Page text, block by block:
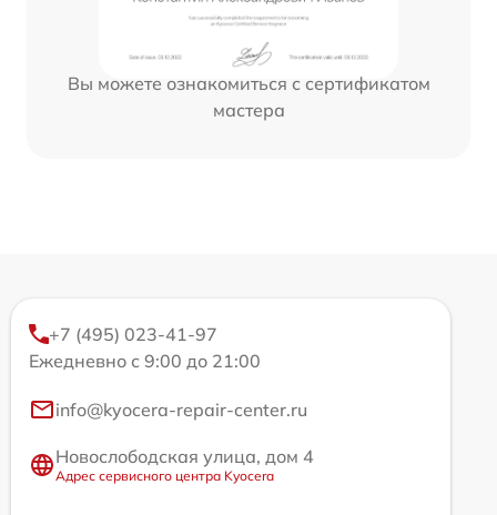
Вы можете ознакомиться с сертификатом
мастера
+7 (495) 023-41-97
Ежедневно с 9:00 до 21:00
info@kyocera-repair-center.ru
Новослободская улица, дом 4
Адрес сервисного центра Kyocera